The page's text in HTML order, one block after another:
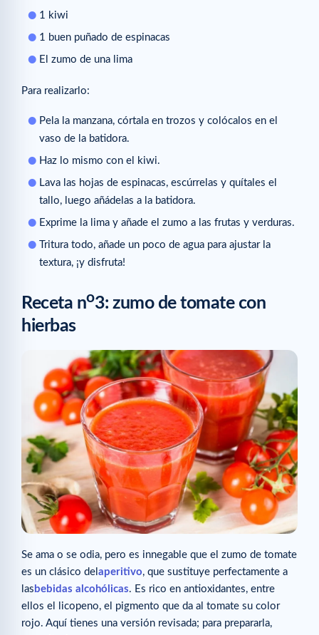
1 kiwi
1 buen puñado de espinacas
El zumo de una lima
Para realizarlo:
Pela la manzana, córtala en trozos y colócalos en el
vaso de la batidora.
Haz lo mismo con el kiwi.
Lava las hojas de espinacas, escúrrelas y quítales el
tallo, luego añádelas a la batidora.
Exprime la lima y añade el zumo a las frutas y verduras.
Tritura todo, añade un poco de agua para ajustar la
textura, ¡y disfruta!
Receta no3: zumo de tomate con
hierbas
Se ama o se odia, pero es innegable que el zumo de tomate
es un clásico del aperitivo, que sustituye perfectamente a
las bebidas alcohólicas. Es rico en antioxidantes, entre
ellos el licopeno, el pigmento que da al tomate su color
rojo. Aquí tienes una versión revisada; para prepararla,